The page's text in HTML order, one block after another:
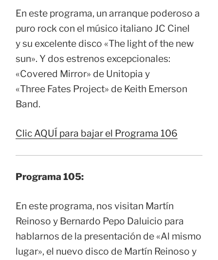
En este programa, un arranque poderoso a
puro rock con el músico italiano JC Cinel
y su excelente disco «The light of the new
sun». Y dos estrenos excepcionales:
«Covered Mirror» de Unitopia y
«Three Fates Project» de Keith Emerson
Band.
Clic AQUÍ para bajar el Programa 106
Programa 105:
En este programa, nos visitan Martín
Reinoso y Bernardo Pepo Daluicio para
hablarnos de la presentación de «Al mismo
lugar», el nuevo disco de Martín Reinoso y